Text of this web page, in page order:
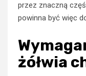
przez znaczną
powinna być więc
żółwia